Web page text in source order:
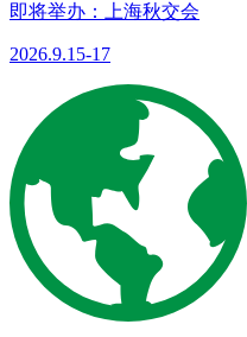
即将举办：上海秋交会
2026.9.15-17